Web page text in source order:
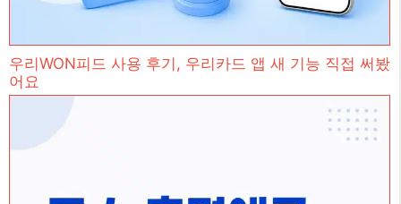
우리WON피드 사용 후기, 우리카드 앱 새 기능 직접 써봤
어요